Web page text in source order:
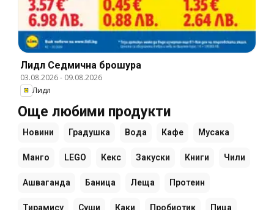
Лидл Cедмична брошура
03.08.2026- 09.08.2026
Лидл
Още любими продукти
Новини Градушка Вода Кафе Мусака
Манго LEGO Кекс Закуски Книги Чили
Ашваганда Баница Леща Протеин
Тирамису Суши Каки Пробиотик Пица